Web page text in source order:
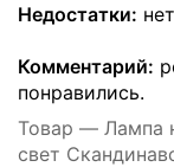
Недостатки:
Комментарий:
понравились.
Товар — Лампа
свет